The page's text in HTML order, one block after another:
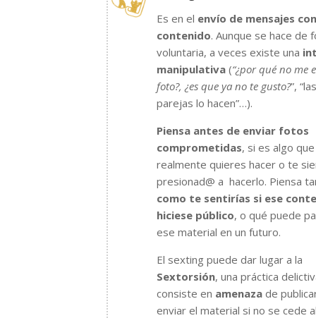
Es en el envío de mensajes
contenido. Aunque se hace de
voluntaria, a veces existe una
manipulativa (“¿por qué no me
foto?, ¿es que ya no te gusto?”,
parejas lo hacen”…).
Piensa antes de enviar fotos
comprometidas, si es algo que
realmente quieres hacer o te
presionad@ a hacerlo. Piensa
como te sentirías si ese
hiciese público, o qué puede
ese material en un futuro.
El sexting puede dar lugar a la
Sextorsión, una práctica
consiste en amenazade
enviar el material si no se cede